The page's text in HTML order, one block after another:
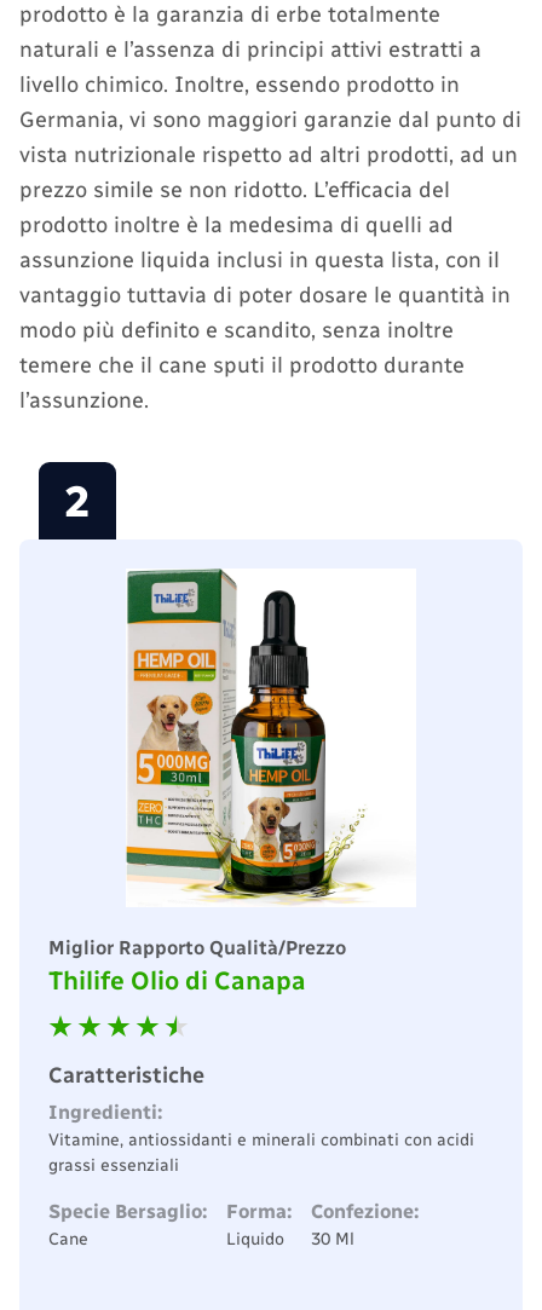
prodotto è la garanzia di erbe totalmente
naturali e l’assenza di principi attivi estratti a
livello chimico. Inoltre, essendo prodotto in
Germania, vi sono maggiori garanzie dal punto di
vista nutrizionale rispetto ad altri prodotti, ad un
prezzo simile se non ridotto. L’efficacia del
prodotto inoltre è la medesima di quelli ad
assunzione liquida inclusi in questa lista, con il
vantaggio tuttavia di poter dosare le quantità in
modo più definito e scandito, senza inoltre
temere che il cane sputi il prodotto durante
l’assunzione.
2
Miglior Rapporto Qualità/Prezzo
Thilife Olio di Canapa
Caratteristiche
Ingredienti:
Vitamine, antiossidanti e minerali combinati con acidi
grassi essenziali
Specie Bersaglio:
Cane
Forma:
Liquido
Confezione:
30 Ml